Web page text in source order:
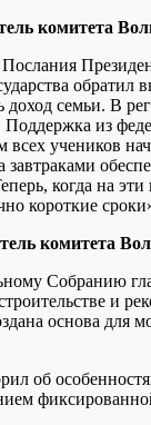
комитета
семьи. В
из
учеников
завтраками
когда на
короткие
комитета
Собранию
и
основа для
об